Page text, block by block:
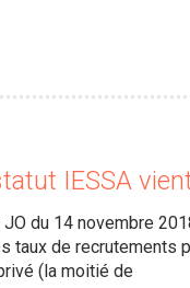
IESSA
du 14 novembre
taux de
(la moitié de